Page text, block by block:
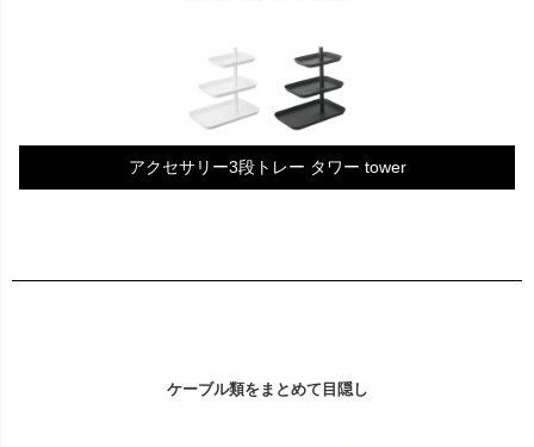
アクセサリー3段トレー タワー tower
ケーブル類をまとめて目隠し